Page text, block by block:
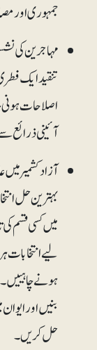
جمہوری اور
مہاجرین کی
تنقید ایک
اصلاحات ہونی
آئینی ذرائع
آزاد کشمیر
بہترین حل
میں کسی قسم
لیے
ہونے
بنیں اور
حل کریں۔